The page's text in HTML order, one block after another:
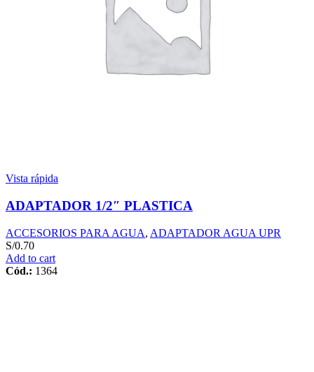
Vista rápida
ADAPTADOR 1/2″ PLASTICA
ACCESORIOS PARA AGUA, ADAPTADOR AGUA UPR
S/0.70
Add to cart
Cód.: 1364